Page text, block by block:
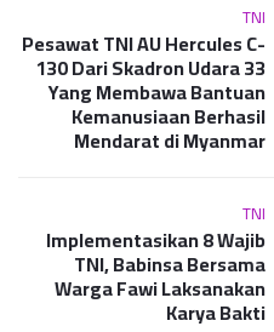
TNI
Pesawat TNI AU Hercules C-
130 Dari Skadron Udara 33
Yang Membawa Bantuan
Kemanusiaan Berhasil
Mendarat di Myanmar
TNI
Implementasikan 8 Wajib
TNI, Babinsa Bersama
Warga Fawi Laksanakan
Karya Bakti